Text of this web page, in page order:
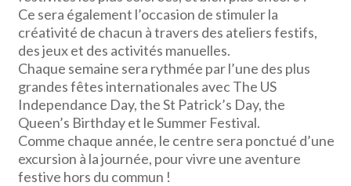
Ce sera également l’occasion de stimuler la
créativité de chacun à travers des ateliers festifs,
des jeux et des activités manuelles.
Chaque semaine sera rythmée par l’une des plus
grandes fêtes internationales avec The US
Independance Day, the St Patrick’s Day, the
Queen’s Birthday et le Summer Festival.
Comme chaque année, le centre sera ponctué d’une
excursion à la journée, pour vivre une aventure
festive hors du commun !